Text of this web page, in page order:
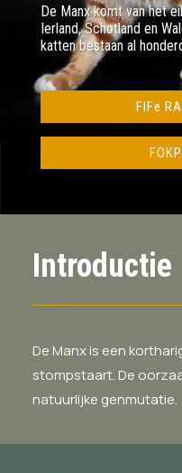
De Manx komt van het
Ierland, Schotland en
katten bestaan al
FIFe
Introductie
De Manx is een
stompstaart. De
natuurlijke genmutatie.